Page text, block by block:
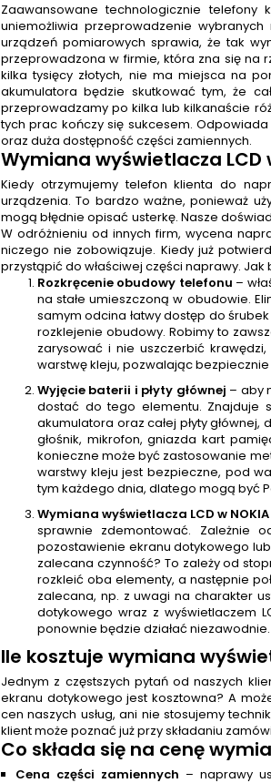
Zaawansowane technologicznie
uniemożliwia przeprowadzenie
urządzeń pomiarowych sprawia, że tak
przeprowadzona w firmie, która zna się na
kilka tysięcy złotych, nie ma miejsca na
akumulatora będzie skutkować tym, że
przeprowadzamy po kilka lub kilkanaście
tych prac kończy się sukcesem.
oraz duża dostępność części zamiennych.
Wymiana wyświetlacza LCD
Kiedy otrzymujemy telefon klienta do
urządzenia. To bardzo ważne, ponieważ
mogą błędnie opisać usterkę. Nasze
W odróżnieniu od innych firm, wycena
niczego nie zobowiązuje. Kiedy już
przystąpić do właściwej części naprawy.
Rozkręcenie obudowy telefonu –
na stałe umieszczoną w obudowie.
samym odcina łatwy dostęp do
rozklejenie obudowy. Robimy to
zarysować i nie uszczerbić
warstwę kleju, pozwalając
Wyjęcie baterii i płyty głównej – aby
dostać do tego elementu. Znajduje
akumulatora oraz całej płyty
głośnik, mikrofon, gniazda kart
konieczne może być zastosowanie
warstwy kleju jest bezpieczne, pod
tym każdego dnia, dlatego mogą być
Wymiana wyświetlacza LCD w NOKIA
sprawnie zdemontować. Zależnie
pozostawienie ekranu dotykowego
zalecana czynność? To zależy od
rozkleić oba elementy, a następnie
zalecana, np. z uwagi na charakter
dotykowego wraz z wyświetlaczem
ponownie będzie działać niezawodnie.
Ile kosztuje wymiana
Jednym z częstszych pytań od naszych
ekranu dotykowego jest kosztowna? A
cen naszych usług, ani nie stosujemy
klient może poznać już przy składaniu
Co składa się na cenę
Cena części zamiennych – naprawy